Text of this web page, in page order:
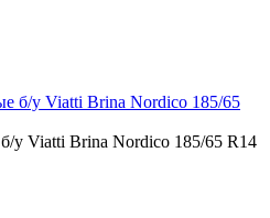
Viatti Brina Nordico 185/65 R14